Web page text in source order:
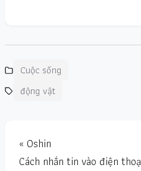
Cuộc sống
động vật
« Oshin
Cách nhắn tin vào điện